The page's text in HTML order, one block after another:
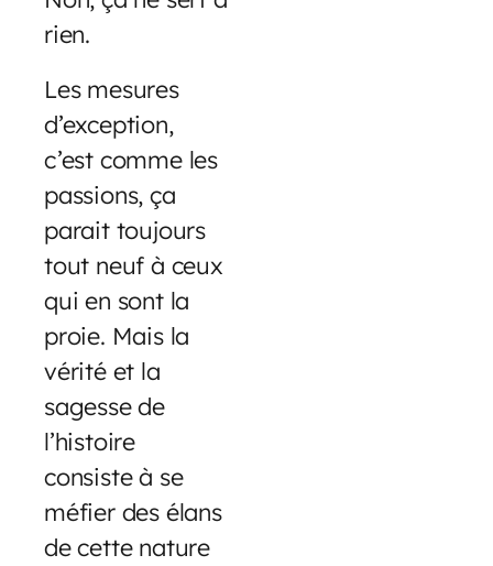
rien.
Les mesures
d’exception,
c’est comme les
passions, ça
parait toujours
tout neuf à ceux
qui en sont la
proie. Mais la
vérité et la
sagesse de
l’histoire
consiste à se
méfier des élans
de cette nature